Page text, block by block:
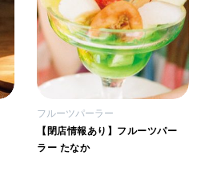
フルーツパーラー
【閉店情報あり】フルーツパー
ラー たなか